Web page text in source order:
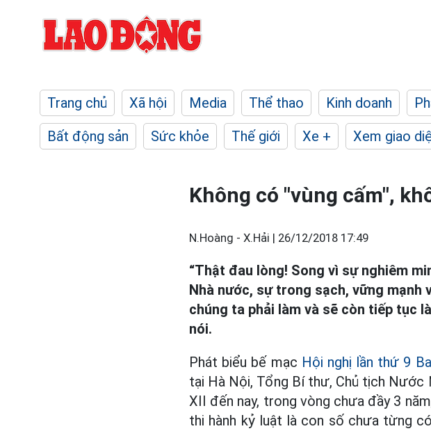
Trang chủ Xã hội Media Thể thao Kinh doanh
Bất động sản
Sức khỏe Thế giới Xe + Xem giao
Không có "vùng cấm",
N.Hoàng - X.Hải | 26/12/2018 17:49
“Thật đau lòng! Song vì sự nghiêm
Nhà nước, sự trong sạch, vững mạnh
chúng ta phải làm và sẽ còn tiếp tục
nói.
Phát biểu bế mạc Hội nghị lần thứ 9
tại Hà Nội, Tổng Bí thư, Chủ tịch Nước
XII đến nay, trong vòng chưa đầy 3
thi hành kỷ luật là con số chưa từng